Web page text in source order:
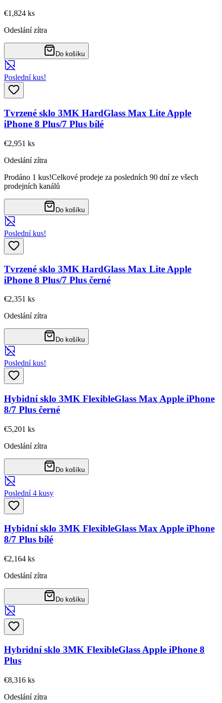
€1,824 ks
Odeslání zítra
Do košíku
Poslední kus!
Tvrzené sklo 3MK HardGlass Max Lite Apple
iPhone 8 Plus/7 Plus bílé
€2,951 ks
Odeslání zítra
Prodáno 1 kus!Celkové prodeje za posledních 90 dní ze všech
prodejních kanálů
Do košíku
Poslední kus!
Tvrzené sklo 3MK HardGlass Max Lite Apple
iPhone 8 Plus/7 Plus černé
€2,351 ks
Odeslání zítra
Do košíku
Poslední kus!
Hybidní sklo 3MK FlexibleGlass Max Apple iPhone
8/7 Plus černé
€5,201 ks
Odeslání zítra
Do košíku
Poslední 4 kusy
Hybidní sklo 3MK FlexibleGlass Max Apple iPhone
8/7 Plus bílé
€2,164 ks
Odeslání zítra
Do košíku
Hybridní sklo 3MK FlexibleGlass Apple iPhone 8
Plus
€8,316 ks
Odeslání zítra